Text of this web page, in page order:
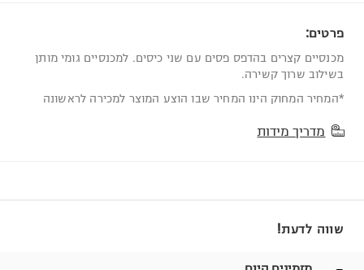
פרטים:
מכנסיים קצרים בהדפס פסים עם שני כיסים. למכנסיים גומי מותן
בשילוב שרוך קשירה.
*המחיר המחוק הינו המחיר שבו הוצע המוצר למכירה לראשונה
מדריך מידות
שווה לדעת!